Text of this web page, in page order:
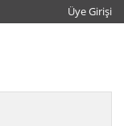
Üye Girişi